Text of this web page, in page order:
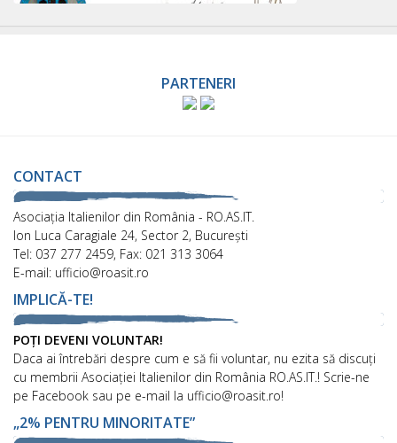
PARTENERI
CONTACT
Asociaţia Italienilor din România - RO.AS.IT.
Ion Luca Caragiale 24, Sector 2, București
Tel: 037 277 2459, Fax: 021 313 3064
E-mail: ufficio@roasit.ro
IMPLICĂ-TE!
POȚI DEVENI VOLUNTAR!
Daca ai întrebări despre cum e să fii voluntar, nu ezita să discuți
cu membrii Asociației Italienilor din România RO.AS.IT.! Scrie-ne
pe Facebook sau pe e-mail la ufficio@roasit.ro!
„2% PENTRU MINORITATE”